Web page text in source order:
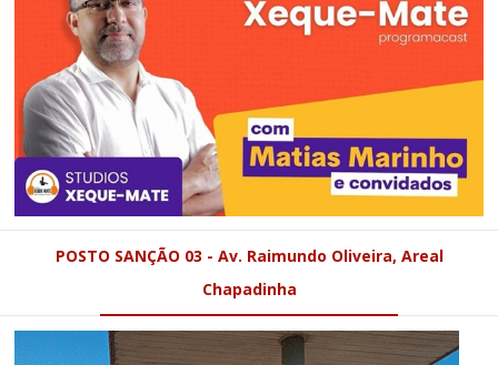
POSTO SANÇÃO 03 - Av. Raimundo Oliveira, Areal
Chapadinha